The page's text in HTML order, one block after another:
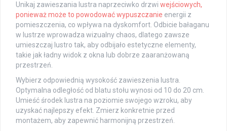
Unikaj zawieszania lustra naprzeciwko drzwi wejściowych,
ponieważ może to powodować wypuszczanie energii z
pomieszczenia, co wpływa na dyskomfort. Odbicie bałaganu
w lustrze wprowadza wizualny chaos, dlatego zawsze
umieszczaj lustro tak, aby odbijało estetyczne elementy,
takie jak ładny widok z okna lub dobrze zaaranżowaną
przestrzeń.
Wybierz odpowiednią wysokość zawieszenia lustra.
Optymalna odległość od blatu stołu wynosi od 10 do 20 cm.
Umieść środek lustra na poziomie swojego wzroku, aby
uzyskać najlepszy efekt. Zmierz konkretnie przed
montażem, aby zapewnić harmonijną przestrzeń.